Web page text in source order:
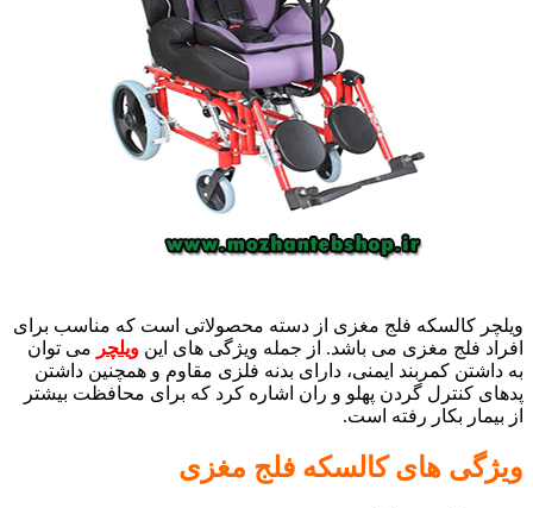
ویلچر کالسکه فلج مغزی از دسته محصولاتی است که مناسب برای
افراد فلج مغزی می باشد. از جمله ویژگی های این ویلچر می توان
به داشتن کمربند ایمنی، دارای بدنه فلزی مقاوم و همچنین داشتن
پدهای کنترل گردن پهلو و ران اشاره کرد که برای محافظت بیشتر
از بیمار بکار رفته است.
ویژگی های کالسکه فلج مغزی